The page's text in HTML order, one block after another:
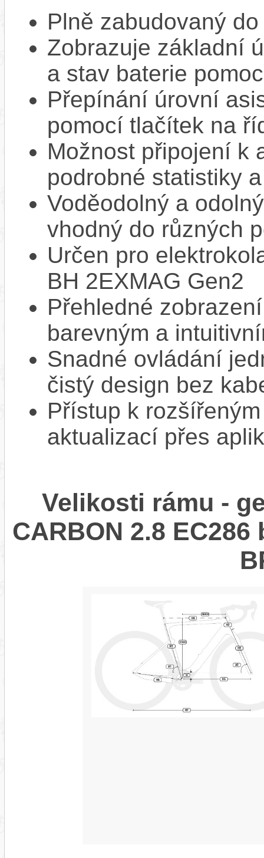
Plně zabudovaný
Zobrazuje základní
a stav baterie
Přepínání úrovní
pomocí tlačítek na
Možnost připojení k
podrobné statistiky
Voděodolný a
vhodný do různých
Určen pro
BH 2EXMAG Gen2
Přehledné
barevným a
Snadné ovládání
čistý design bez
Přístup k
aktualizací přes
Velikosti rámu -
CARBON 2.8 EC286